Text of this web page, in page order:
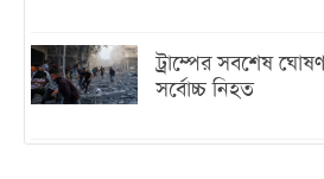
ট্রাম্পের সবশেষ
সর্বোচ্চ নিহত